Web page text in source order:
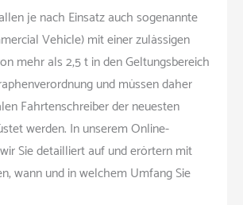
je nach Einsatz auch sogenannte
Vehicle) mit einer zulässigen
mehr als 2,5 t in den Geltungsbereich
und müssen daher
Fahrtenschreiber der neuesten
werden. In unserem Online-
Sie detailliert auf und erörtern mit
wann und in welchem Umfang Sie